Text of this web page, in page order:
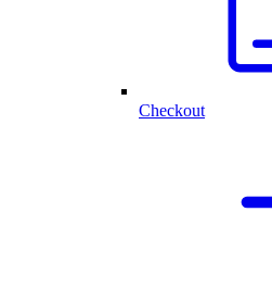
Checkout